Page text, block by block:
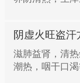
阴虚火旺盗汗
滋肺益肾，清
潮热，咽干口渴